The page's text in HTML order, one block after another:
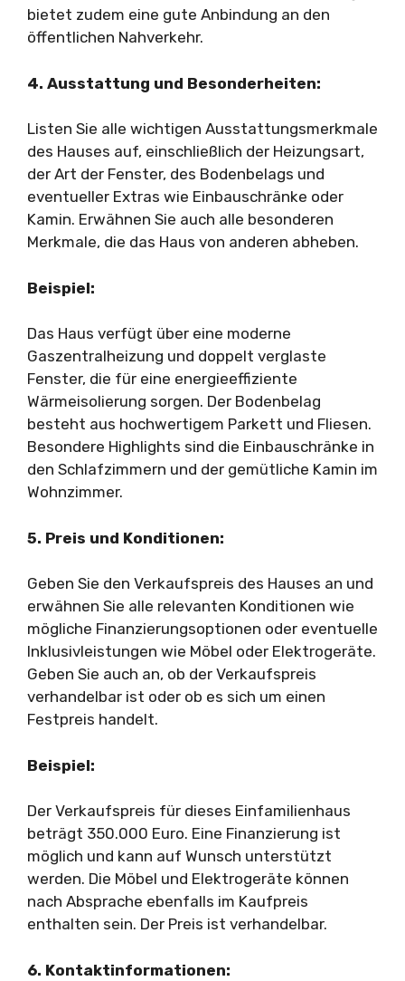
bietet zudem eine gute Anbindung an den
öffentlichen Nahverkehr.
4. Ausstattung und Besonderheiten:
Listen Sie alle wichtigen Ausstattungsmerkmale
des Hauses auf, einschließlich der Heizungsart,
der Art der Fenster, des Bodenbelags und
eventueller Extras wie Einbauschränke oder
Kamin. Erwähnen Sie auch alle besonderen
Merkmale, die das Haus von anderen abheben.
Beispiel:
Das Haus verfügt über eine moderne
Gaszentralheizung und doppelt verglaste
Fenster, die für eine energieeffiziente
Wärmeisolierung sorgen. Der Bodenbelag
besteht aus hochwertigem Parkett und Fliesen.
Besondere Highlights sind die Einbauschränke in
den Schlafzimmern und der gemütliche Kamin im
Wohnzimmer.
5. Preis und Konditionen:
Geben Sie den Verkaufspreis des Hauses an und
erwähnen Sie alle relevanten Konditionen wie
mögliche Finanzierungsoptionen oder eventuelle
Inklusivleistungen wie Möbel oder Elektrogeräte.
Geben Sie auch an, ob der Verkaufspreis
verhandelbar ist oder ob es sich um einen
Festpreis handelt.
Beispiel:
Der Verkaufspreis für dieses Einfamilienhaus
beträgt 350.000 Euro. Eine Finanzierung ist
möglich und kann auf Wunsch unterstützt
werden. Die Möbel und Elektrogeräte können
nach Absprache ebenfalls im Kaufpreis
enthalten sein. Der Preis ist verhandelbar.
6. Kontaktinformationen: